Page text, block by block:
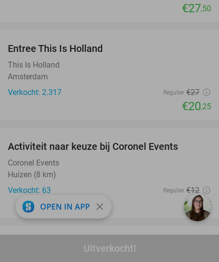
Uitverkocht!
€27,50
Entree This Is Holland
This Is Holland
Amsterdam
Verkocht: 2.317
Regulier €27
€20,25
Activiteit naar keuze bij Coronel Events
Coronel Events
Huizen (8 km)
Verkocht: 63
Regulier €12
€7,95
favorite_border
3-gangen keuzediner bij Brasserie de
OPEN IN APP close